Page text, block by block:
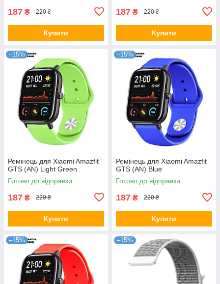
187 ₴ 220 ₴
Купити
187 ₴ 220 ₴
Купити
–15%
Ремінець для Xiaomi Amazfit
GTS (AN) Light Green
Готово до відправки
187 ₴ 220 ₴
Купити
–15%
Ремінець для Xiaomi Amazfit
GTS (AN) Blue
Готово до відправки
187 ₴ 220 ₴
Купити
–15% –15%